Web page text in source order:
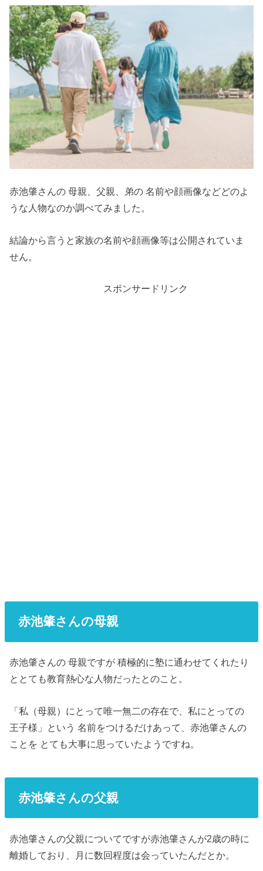
赤池肇さんの 母親、父親、弟の 名前や顔画像などどのよ
うな人物なのか調べてみました。
結論から言うと家族の名前や顔画像等は公開されていま
せん。
スポンサードリンク
赤池肇さんの母親
赤池肇さんの 母親ですが 積極的に塾に通わせてくれたり
ととても教育熱心な人物だったとのこと。
「私（母親）にとって唯一無二の存在で、私にとっての
王子様」という 名前をつけるだけあって、赤池肇さんの
ことを とても大事に思っていたようですね。
赤池肇さんの父親
赤池肇さんの父親についてですが赤池肇さんが2歳の時に
離婚しており、月に数回程度は会っていたんだとか。